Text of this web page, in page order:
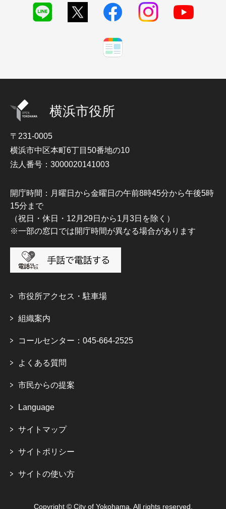
横浜市役所
〒231-0005
横浜市中区本町6丁目50番地の10
法人番号：3000020141003
開庁時間：月曜日から金曜日の午前8時45分から午後5時
15分まで
（祝日・休日・12月29日から1月3日を除く）
※一部の窓口では開庁時間が異なる場合があります
市役所アクセス・駐車場
組織案内
コールセンター：045-664-2525
よくある質問
市民からの提案
Language
サイトマップ
サイトポリシー
サイトの使い方
Copyright © City of Yokohama. All rights reserved.